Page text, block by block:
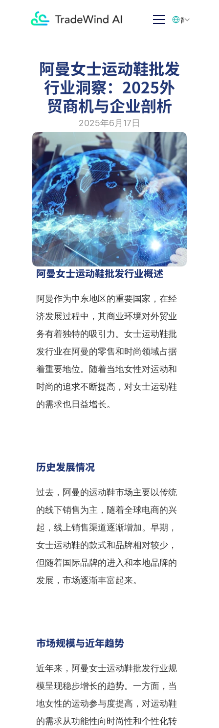
阿曼女士运动鞋批发
行业洞察：2025外
贸商机与企业剖析
2025年6月17日
阿曼女士运动鞋批发行业概述
阿曼作为中东地区的重要国家，在经
济发展过程中，其商业环境对外贸业
务有着独特的吸引力。女士运动鞋批
发行业在阿曼的零售和时尚领域占据
着重要地位。随着当地女性对运动和
时尚的追求不断提高，对女士运动鞋
的需求也日益增长。
历史发展情况
过去，阿曼的运动鞋市场主要以传统
的线下销售为主，随着全球电商的兴
起，线上销售渠道逐渐增加。早期，
女士运动鞋的款式和品牌相对较少，
但随着国际品牌的进入和本地品牌的
发展，市场逐渐丰富起来。
市场规模与近年趋势
近年来，阿曼女士运动鞋批发行业规
模呈现稳步增长的趋势。一方面，当
地女性的运动参与度提高，对运动鞋
的需求从功能性向时尚性和个性化转
简体中文